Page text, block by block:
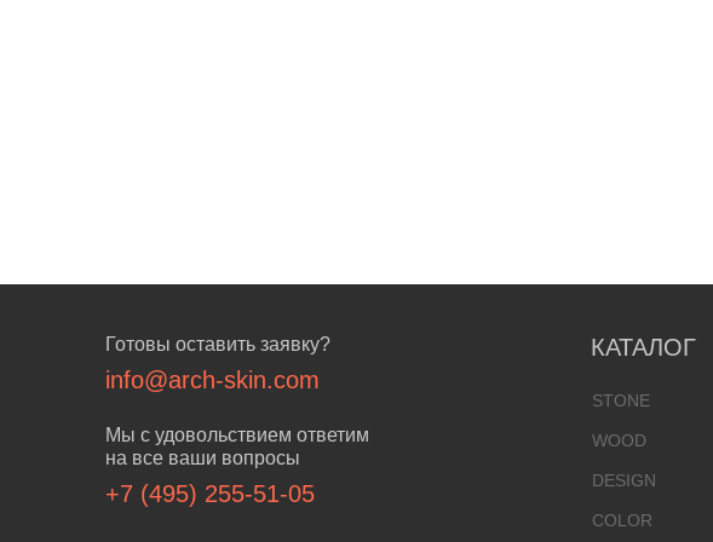
Готовы оставить заявку?
info@arch-skin.com
Мы с удовольствием ответим
на все ваши вопросы
+7 (495) 255-51-05
КАТАЛОГ
STONE
WOOD
DESIGN
COLOR